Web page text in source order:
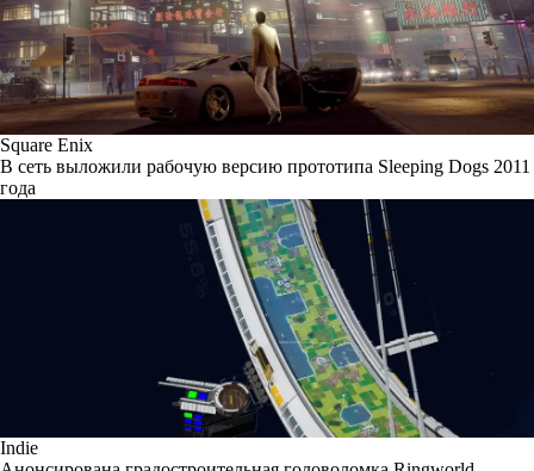
Square Enix
В сеть выложили рабочую версию прототипа Sleeping Dogs 2011
года
Indie